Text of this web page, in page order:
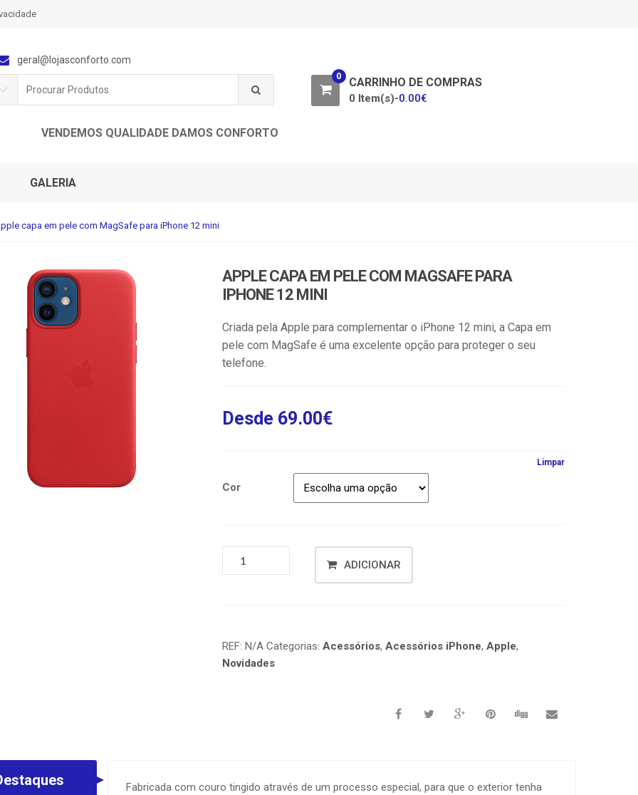
geral@lojasconforto.com
o
r
0 CARRINHO DE COMPRAS
0 Item(s)-0.00€
VENDEMOS QUALIDADE DAMOS CONFORTO
GALERIA
capa em pele com MagSafe para iPhone 12 mini
APPLE CAPA EM PELE COM MAGSAFE PARA
IPHONE 12 MINI
Criada pela Apple para complementar o iPhone 12 mini, a Capa em
pele com MagSafe é uma excelente opção para proteger o seu
telefone.
Desde 69.00€
Cor
Limpar
ADICIONAR
REF: N/A Categorias:Acessórios,Acessórios iPhone,Apple,
Novidades
Fabricada com couro tingido através de um processo especial, para que o exterior tenha